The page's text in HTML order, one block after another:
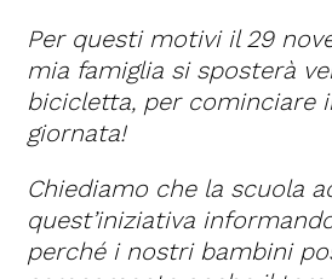
Per questi motivi il 29
mia famiglia si sposterà
bicicletta, per cominciare
giornata!
Chiediamo che la scuola
quest’iniziativa
perché i nostri bambini